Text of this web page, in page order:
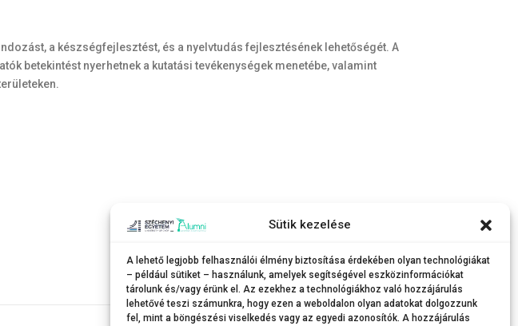
Sütik kezelése
A lehető legjobb felhasználói élmény biztosítása érdekében olyan technológiákat
– például sütiket – használunk, amelyek segítségével eszközinformációkat
tárolunk és/vagy érünk el. Az ezekhez a technológiákhoz való hozzájárulás
lehetővé teszi számunkra, hogy ezen a weboldalon olyan adatokat dolgozzunk
fel, mint a böngészési viselkedés vagy az egyedi azonosítók. A hozzájárulás
a készségfejlesztést, és a nyelvtudás fejlesztésének lehetőségét. A
betekintést nyerhetnek a kutatási tevékenységek menetébe, valamint